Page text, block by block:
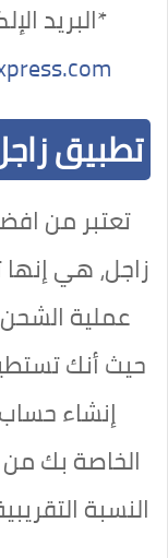
*البريد
تطبيق
تعتبر من
زاجل، هي
عملية
حيث أنك
إنشاء
الخاصة بك
النسبة